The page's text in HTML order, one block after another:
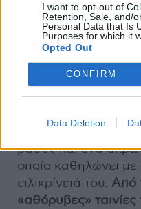
I want to opt-out of
Retention, Sale, and/
Personal Data that Is
Purposes for which it
Opted Out
CONFIRM
Data Deletion
απαντήσει
γουρούνι παρά
χαρακτηριστικό
αιχμηρού πολιτικού
Πέρα όμως από τα
άπλετο χιούμορ,
πανέμορφες
χαρακτήρες με
βάθος και ένα
οποίο καθηλώνει με
ειλικρίνειά του. Από
«αθόρυβες»